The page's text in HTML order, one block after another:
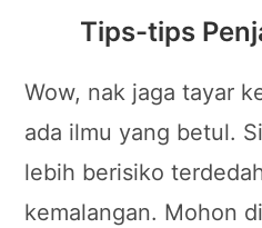
Tips-tips
Wow, nak jaga tayar
ada ilmu yang betul.
lebih berisiko
kemalangan. Mohon